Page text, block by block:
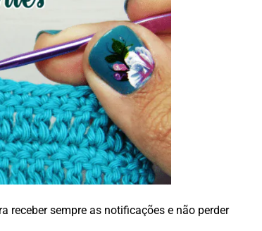
receber sempre as notificações e não perder